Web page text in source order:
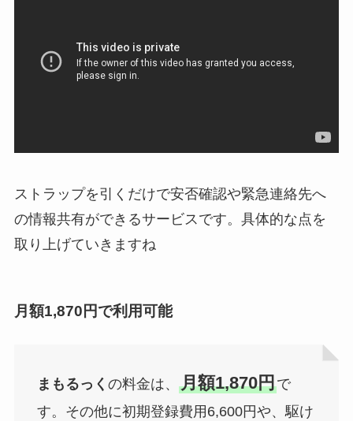
ストラップを引くだけで安否確認や緊急連絡先へ
の情報共有ができるサービスです。具体的な点を
取り上げていきますね
月額1,870円で利用可能
まもるっく の料金は、 月額1,870円で
す。その他に初期登録費用6,600円や、駆け